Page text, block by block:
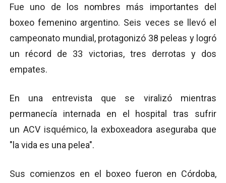
Fue uno de los nombres más importantes del
boxeo femenino argentino. Seis veces se llevó el
campeonato mundial, protagonizó 38 peleas y logró
un récord de 33 victorias, tres derrotas y dos
empates.
En una entrevista que se viralizó mientras
permanecía internada en el hospital tras sufrir
un ACV isquémico, la exboxeadora aseguraba que
"la vida es una pelea".
Sus comienzos en el boxeo fueron en Córdoba,